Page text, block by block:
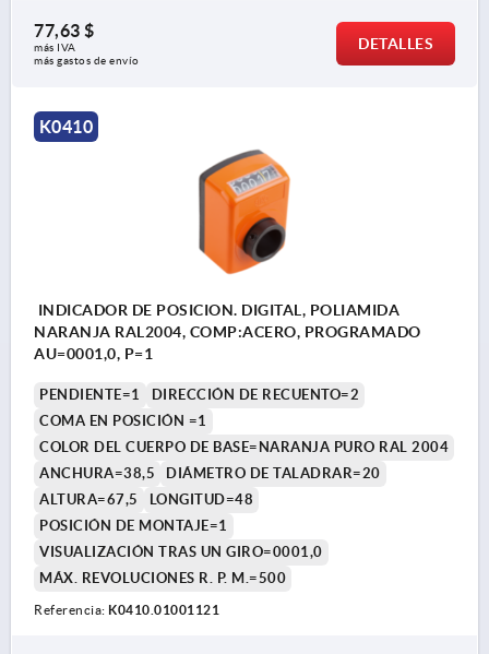
77,63 $
más IVA
más gastos de envío
DETALLES
K0410
INDICADOR DE POSICION. DIGITAL, POLIAMIDA
NARANJA RAL2004, COMP:ACERO, PROGRAMADO
AU=0001,0, P=1
PENDIENTE=1
DIRECCIÓN DE RECUENTO=2
COMA EN POSICIÓN =1
COLOR DEL CUERPO DE BASE=NARANJA PURO RAL 2004
ANCHURA=38,5
DIÁMETRO DE TALADRAR=20
ALTURA=67,5
LONGITUD=48
POSICIÓN DE MONTAJE=1
VISUALIZACIÓN TRAS UN GIRO=0001,0
MÁX. REVOLUCIONES R. P. M.=500
Referencia: K0410.01001121